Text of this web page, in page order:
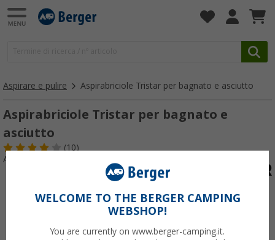
Aspirare e pulire Aspirabriciole Tristar per bagnato e asciutto
Aspirabriciole Tristar per bagnato e
asciutto
(10)
Articolo n: 447980
WELCOME TO THE BERGER CAMPING
WEBSHOP!
You are currently on www.berger-camping.it.